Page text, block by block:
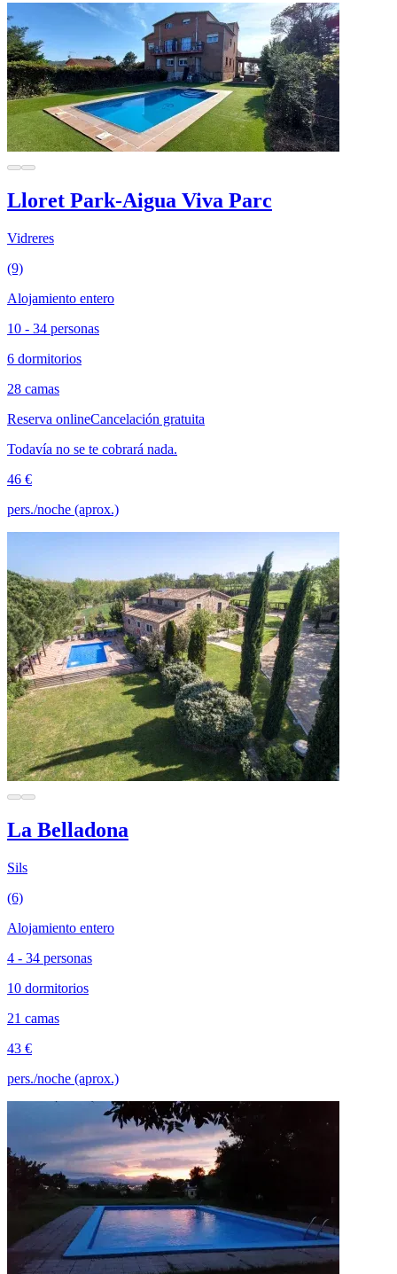
Lloret Park-Aigua Viva Parc
Vidreres
(9)
Alojamiento entero
10 - 34 personas
6 dormitorios
28 camas
Reserva onlineCancelación gratuita
Todavía no se te cobrará nada.
46 €
pers./noche (aprox.)
La Belladona
Sils
(6)
Alojamiento entero
4 - 34 personas
10 dormitorios
21 camas
43 €
pers./noche (aprox.)